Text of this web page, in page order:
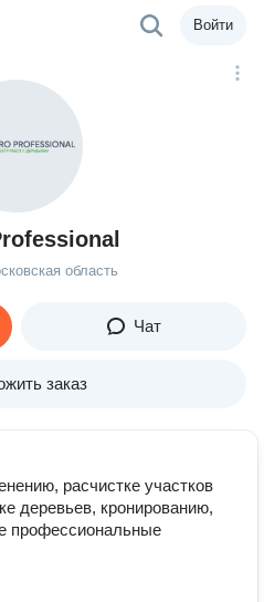
Войти
область
Чат
заказ
расчистке участков
деревьев, кронированию,
профессиональные